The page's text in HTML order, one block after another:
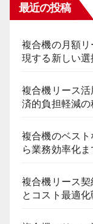
最近の投稿
複合機の月額
現する新しい選
複合機リース
済的負担軽減の
複合機のベス
ら業務効率化ま
複合機リース
とコスト最適化